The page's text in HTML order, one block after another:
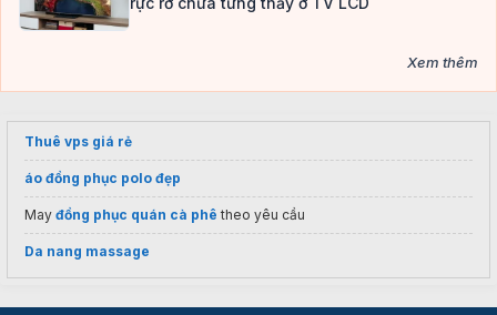
Xem thêm
Thuê vps giá rẻ
áo đồng phục polo đẹp
May đồng phục quán cà phê theo yêu cầu
Da nang massage